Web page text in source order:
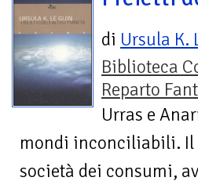
di Ursula K.
Biblioteca
Reparto
Urras e
mondi inconciliabili. Il
società dei consumi,